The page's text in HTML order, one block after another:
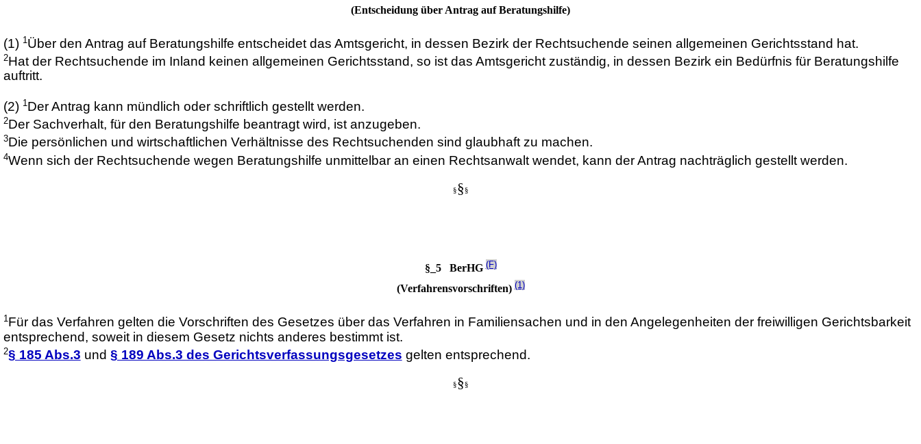
(Entscheidung über Antrag auf Beratungshilfe)
(1) 1Über den Antrag auf Beratungshilfe entscheidet das Amtsgericht, in dessen Bezirk der Rechtsuchende seinen allgemeinen Gerichtsstand hat.
2Hat der Rechtsuchende im Inland keinen allgemeinen Gerichtsstand, so ist das Amtsgericht zuständig, in dessen Bezirk ein Bedürfnis für Beratungshilfe
auftritt.
(2) 1Der Antrag kann mündlich oder schriftlich gestellt werden.
2Der Sachverhalt, für den Beratungshilfe beantragt wird, ist anzugeben.
3Die persönlichen und wirtschaftlichen Verhältnisse des Rechtsuchenden sind glaubhaft zu machen.
4Wenn sich der Rechtsuchende wegen Beratungshilfe unmittelbar an einen Rechtsanwalt wendet, kann der Antrag nachträglich gestellt werden.
§§ §
§_5 BerHG(F)
(Verfahrensvorschriften)(1)
1Für das Verfahren gelten die Vorschriften des Gesetzes über das Verfahren in Familiensachen und in den Angelegenheiten der freiwilligen Gerichtsbarkeit
entsprechend, soweit in diesem Gesetz nichts anderes bestimmt ist.
2§ 185 Abs.3 und § 189 Abs.3 des Gerichtsverfassungsgesetzes gelten entsprechend.
§§ §